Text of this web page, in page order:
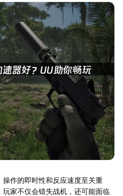
作的即时性和反应速度至关重
家不仅会错失战机，还可能面临